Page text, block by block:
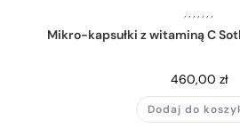
,,,,,,,
Mikro-kapsułki z witaminą C
460,00 zł
Dodaj do